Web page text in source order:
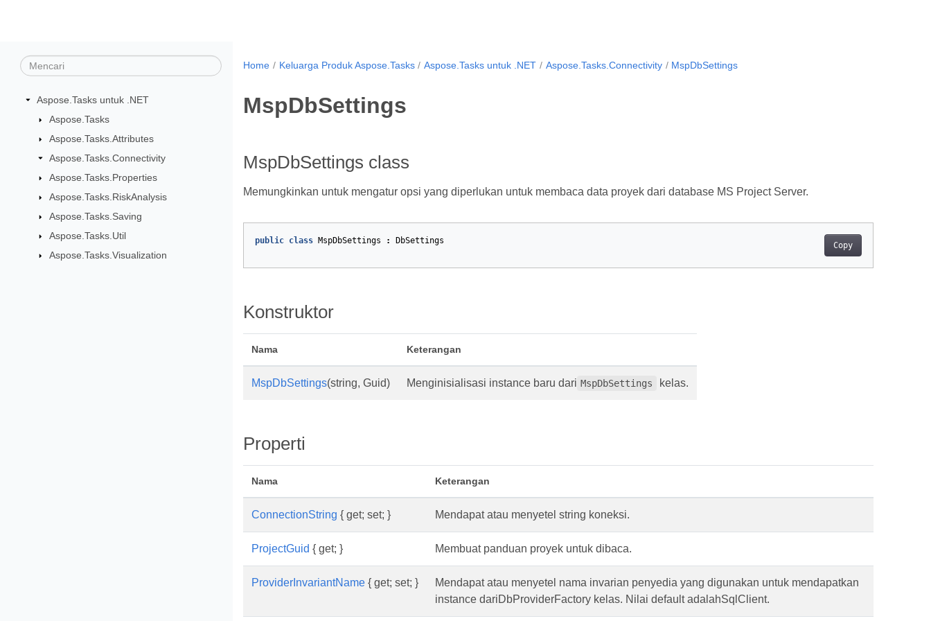
Aspose.Tasks untuk .NET
Aspose.Tasks
Aspose.Tasks.Attributes
Aspose.Tasks.Connectivity
Aspose.Tasks.Properties
Aspose.Tasks.RiskAnalysis
Aspose.Tasks.Saving
Aspose.Tasks.Util
Aspose.Tasks.Visualization
Home Keluarga Produk Aspose.Tasks Aspose.Tasks untuk .NET Aspose.Tasks.Connectivity MspDbSettings
MspDbSettings
MspDbSettings class
Memungkinkan untuk mengatur opsi yang diperlukan untuk membaca data proyek dari database MS Project Server.
Copy
public class MspDbSettings : DbSettings
Konstruktor
Nama Keterangan
MspDbSettings(string, Guid) Menginisialisasi instance baru dari MspDbSettings kelas.
Properti
Nama Keterangan
ConnectionString { get; set; } Mendapat atau menyetel string koneksi.
ProjectGuid { get; } Membuat panduan proyek untuk dibaca.
ProviderInvariantName { get; set; }
Mendapat atau menyetel nama invarian penyedia yang digunakan untuk mendapatkan
instance dariDbProviderFactory kelas. Nilai default adalahSqlClient.